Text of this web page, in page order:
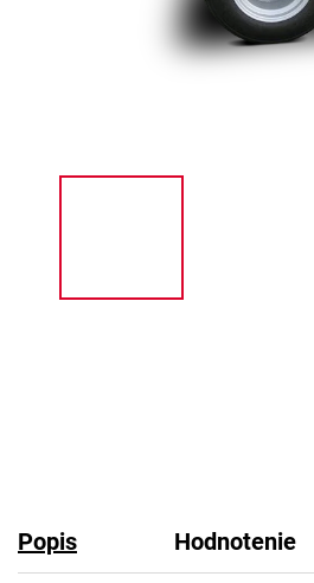
Popis Hodnotenie